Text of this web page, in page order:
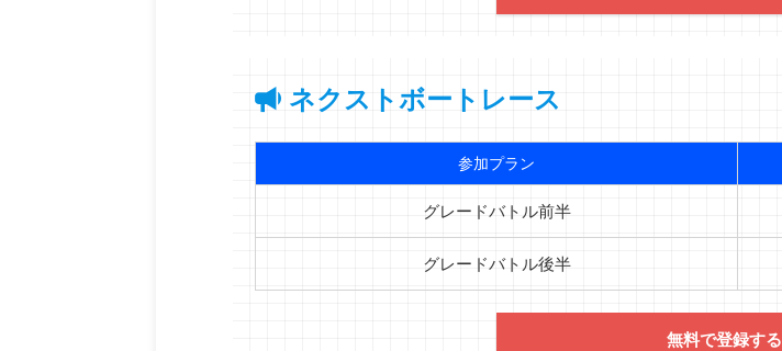
ネクストボートレース
参加プラン
グレードバトル前半
グレードバトル後半
無料で登録する